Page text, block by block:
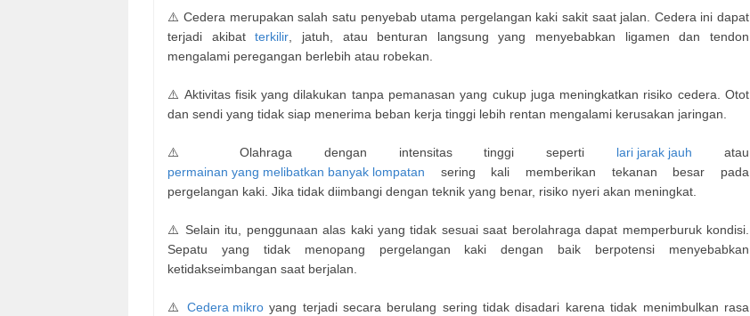
⚠️ Cedera merupakan salah satu penyebab utama pergelangan kaki sakit saat jalan. Cedera ini dapat
terjadi akibatterkilir, jatuh, atau benturan langsung yang menyebabkan ligamen dan tendon
mengalami peregangan berlebih atau robekan.
⚠️ Aktivitas fisik yang dilakukan tanpa pemanasan yang cukup juga meningkatkan risiko cedera. Otot
dan sendi yang tidak siap menerima beban kerja tinggi lebih rentan mengalami kerusakan jaringan.
⚠️ Olahraga dengan intensitas tinggi seperti lari jarak jauh atau
permainan yang melibatkan banyak lompatan sering kali memberikan tekanan besar pada
pergelangan kaki. Jika tidak diimbangi dengan teknik yang benar, risiko nyeri akan meningkat.
⚠️ Selain itu, penggunaan alas kaki yang tidak sesuai saat berolahraga dapat memperburuk kondisi.
Sepatu yang tidak menopang pergelangan kaki dengan baik berpotensi menyebabkan
ketidakseimbangan saat berjalan.
⚠️ Cedera mikroyang terjadi secara berulang sering tidak disadari karena tidak menimbulkan rasa